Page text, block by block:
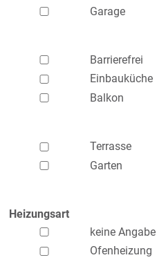
Garage
Barrierefrei
Einbauküche
Balkon
Terrasse
Garten
Heizungsart
keine Angabe
Ofenheizung